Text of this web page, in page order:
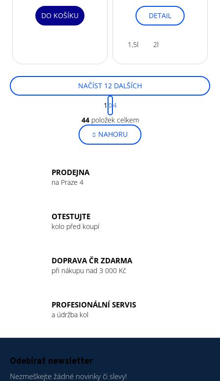
DO KOŠÍKU DETAIL
1,5l 2l
O
v
l
á
v
ý
p
s
u
NAČÍST 12 DALŠÍCH
S
t
r
á
n
k
1
4
44položek celkem
NAHORU
PRODEJNA
na Praze 4
OTESTUJTE
kolo před koupí
DOPRAVA ČR ZDARMA
při nákupu nad 3 000 Kč
PROFESIONÁLNÍ SERVIS
a údržba kol
Odebírat newsletter
Nezmeškejte žádné novinky či slevy!